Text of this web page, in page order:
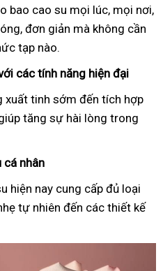
bao cao su mọi lúc, mọi nơi,
đơn giản mà không cần
tạp nào.
các tính năng hiện đại
xuất tinh sớm đến tích hợp
tăng sự hài lòng trong
cá nhân
hiện nay cung cấp đủ loại
tự nhiên đến các thiết kế